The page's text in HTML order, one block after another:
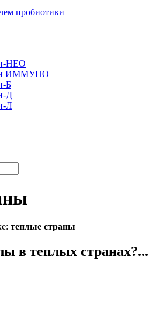
пробиотики
НЕО
ИММУНО
Б
Д
Л
теплые страны
в теплых странах?...